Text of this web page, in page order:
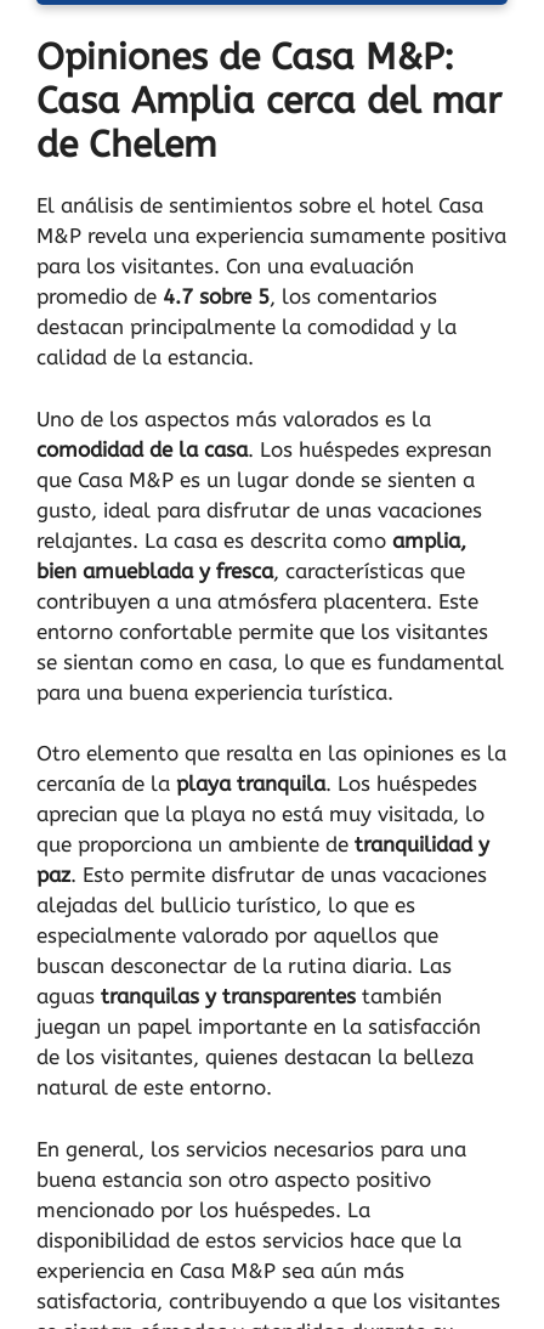
Opiniones de Casa M&P:
Casa Amplia cerca del mar
de Chelem
El análisis de sentimientos sobre el hotel Casa
M&P revela una experiencia sumamente positiva
para los visitantes. Con una evaluación
promedio de 4.7 sobre 5, los comentarios
destacan principalmente la comodidad y la
calidad de la estancia.
Uno de los aspectos más valorados es la
comodidad de la casa. Los huéspedes expresan
que Casa M&P es un lugar donde se sienten a
gusto, ideal para disfrutar de unas vacaciones
relajantes. La casa es descrita como amplia,
bien amueblada y fresca, características que
contribuyen a una atmósfera placentera. Este
entorno confortable permite que los visitantes
se sientan como en casa, lo que es fundamental
para una buena experiencia turística.
Otro elemento que resalta en las opiniones es la
cercanía de la playa tranquila. Los huéspedes
aprecian que la playa no está muy visitada, lo
que proporciona un ambiente de tranquilidad y
paz. Esto permite disfrutar de unas vacaciones
alejadas del bullicio turístico, lo que es
especialmente valorado por aquellos que
buscan desconectar de la rutina diaria. Las
aguas tranquilas y transparentes también
juegan un papel importante en la satisfacción
de los visitantes, quienes destacan la belleza
natural de este entorno.
En general, los servicios necesarios para una
buena estancia son otro aspecto positivo
mencionado por los huéspedes. La
disponibilidad de estos servicios hace que la
experiencia en Casa M&P sea aún más
satisfactoria, contribuyendo a que los visitantes